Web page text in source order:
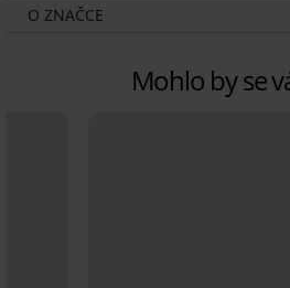
O ZNAČCE
Mohlo by se